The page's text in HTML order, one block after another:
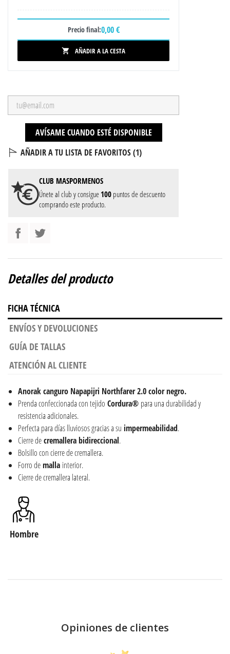
Precio final:0,00 €
 AÑADIR A LA CESTA
AVÍSAME CUANDO ESTÉ DISPONIBLE
AÑADIR A TU LISTA DE FAVORITOS (1)
CLUB MASPORMENOS
Únete al club y consigue 100 puntos de descuento
comprando este producto.
Detalles del producto
FICHA TÉCNICA
ENVÍOS Y DEVOLUCIONES
GUÍA DE TALLAS
ATENCIÓN AL CLIENTE
Anorak canguro Napapijri Northfarer 2.0 color negro.
Prenda confeccionada con tejido Cordura® para una durabilidad y
resistencia adicionales.
Perfecta para días lluviosos gracias a su impermeabilidad.
Cierre decremallerabidireccional.
Bolsillo con cierre de cremallera.
Forro demalla interior.
Cierre de cremallera lateral.
Hombre
Opiniones de clientes